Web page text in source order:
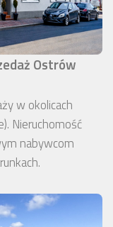
Ostrów
w okolicach
Nieruchomość
nabywcom